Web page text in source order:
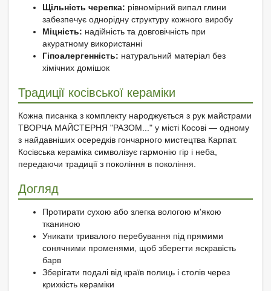
Щільність черепка: рівномірний випал глини
забезпечує однорідну структуру кожного виробу
Міцність: надійність та довговічність при
акуратному використанні
Гіпоалергенність: натуральний матеріал без
хімічних домішок
Традиції косівської кераміки
Кожна писанка з комплекту народжується з рук майстрами
ТВОРЧА МАЙСТЕРНЯ "РАЗОМ..." у місті Косові — одному
з найдавніших осередків гончарного мистецтва Карпат.
Косівська кераміка символізує гармонію гір і неба,
передаючи традиції з покоління в покоління.
Догляд
Протирати сухою або злегка вологою м'якою
тканиною
Уникати тривалого перебування під прямими
сонячними променями, щоб зберегти яскравість
барв
Зберігати подалі від країв полиць і столів через
крихкість кераміки